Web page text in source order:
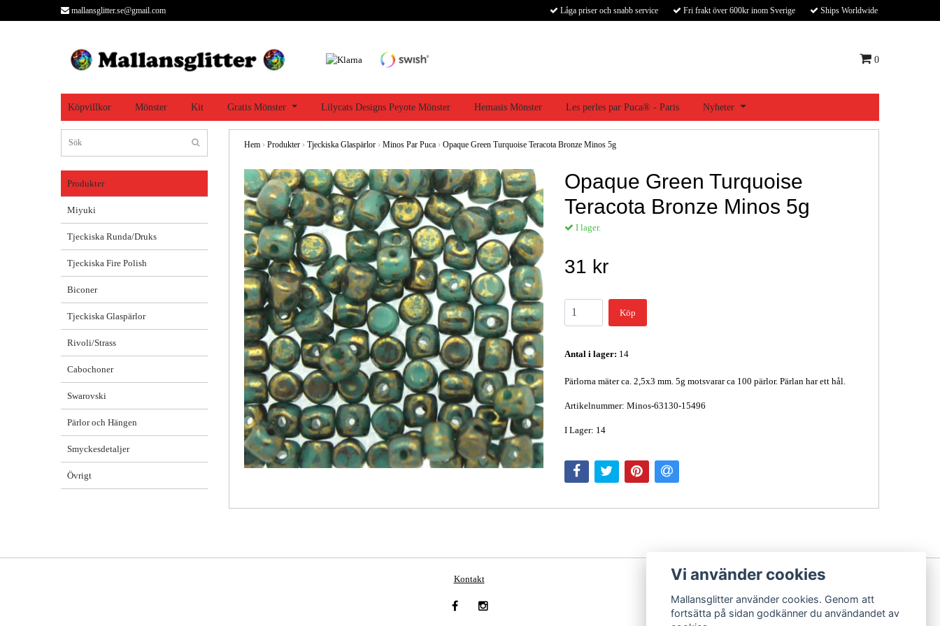
mallansglitter.se@gmail.com Låga priser och snabb service Fri frakt över 600kr inom Sverige Ships Worldwide
0
Köpvillkor Mönster Kit Gratis Mönster Lilycats Designs Peyote Mönster Hemasis Mönster Les perles par Puca® - Paris Nyheter
Produkter
Miyuki
Tjeckiska Runda/Druks
Tjeckiska Fire Polish
Biconer
Tjeckiska Glaspärlor
Rivoli/Strass
Cabochoner
Swarovski
Pärlor och Hängen
Smyckesdetaljer
Övrigt
Hem › Produkter › Tjeckiska Glaspärlor › Minos Par Puca › Opaque Green Turquoise Teracota Bronze Minos 5g
Opaque Green Turquoise
Teracota Bronze Minos 5g
I lager.
31 kr
Köp
Antal i lager: 14
Pärlorna mäter ca. 2,5x3 mm. 5g motsvarar ca 100 pärlor. Pärlan har ett hål.
Artikelnummer: Minos-63130-15496
I Lager: 14
Kontakt Vi använder cookies
Mallansglitter använder cookies. Genom att
fortsätta på sidan godkänner du användandet av